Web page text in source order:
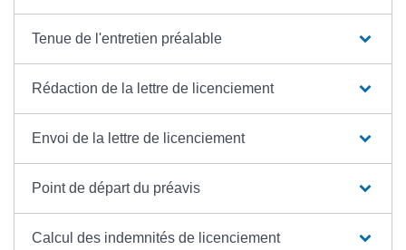
Tenue de l'entretien préalable
Rédaction de la lettre de licenciement
Envoi de la lettre de licenciement
Point de départ du préavis
Calcul des indemnités de licenciement